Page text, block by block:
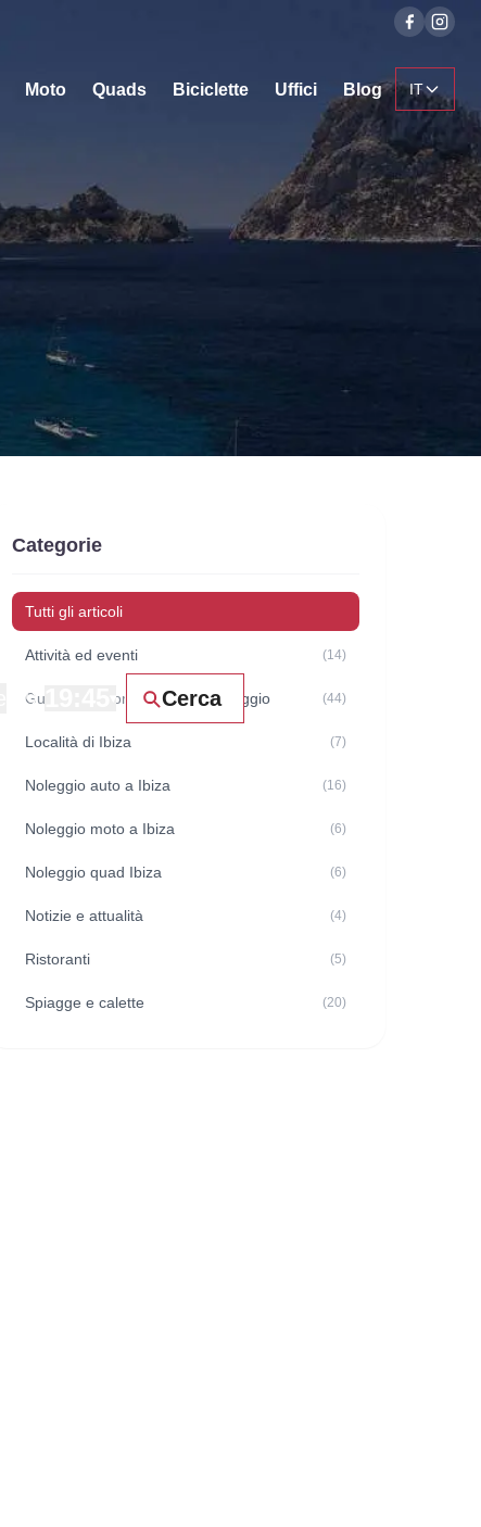
Moto Quads Biciclette Uffici Blog IT
Cerca
Categorie
Tutti gli articoli
Attività ed eventi (14)
Guide e raccomandazioni di viaggio (44)
Località di Ibiza (7)
Noleggio auto a Ibiza (16)
Noleggio moto a Ibiza (6)
Noleggio quad Ibiza (6)
Notizie e attualità (4)
Ristoranti (5)
Spiagge e calette (20)